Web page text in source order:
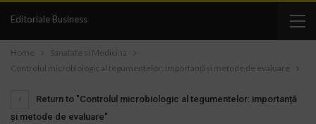
Editoriale Business
Home
Sanatate si Medicina
Controlul microbiologic al tegumentelor: importanță și metode de evaluare
Return to "Controlul microbiologic al tegumentelor: importanță
și metode de evaluare"